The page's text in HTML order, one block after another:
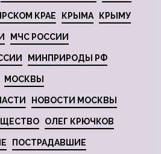
КРАЕ КРЫМА КРЫМУ
МЧС РОССИИ
МИНПРИРОДЫ РФ
МОСКВЫ
НОВОСТИ МОСКВЫ
ОЛЕГ КРЮЧКОВ
ПОСТРАДАВШИЕ